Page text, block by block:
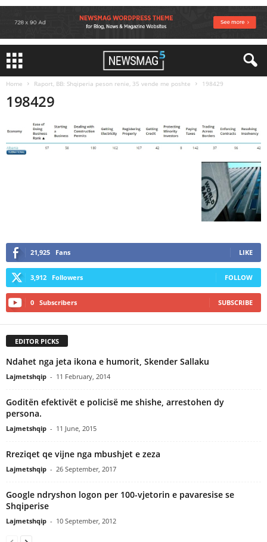
Home Raport, BB: Shqiperia peson renie, 35 vende me poshte 198429
198429
21,925 Fans LIKE
3,912 Followers FOLLOW
0 Subscribers SUBSCRIBE
EDITOR PICKS
Ndahet nga jeta ikona e humorit, Skender Sallaku
Lajmetshqip - 11 February, 2014
Goditën efektivët e policisë me shishe, arrestohen dy
persona.
Lajmetshqip - 11 June, 2015
Rreziqet qe vijne nga mbushjet e zeza
Lajmetshqip - 26 September, 2017
Google ndryshon logon per 100-vjetorin e pavaresise se
Shqiperise
Lajmetshqip - 10 September, 2012